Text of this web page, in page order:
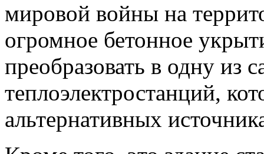
мировой войны на
огромное бетонное
преобразовать в одну из
теплоэлектростанций,
альтернативных